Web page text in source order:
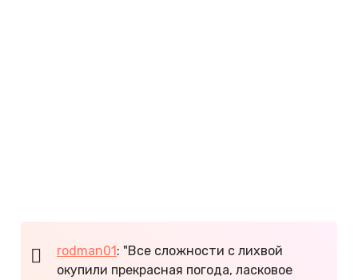
rodman01: "Все сложности с лихвой
окупили прекрасная погода, ласковое